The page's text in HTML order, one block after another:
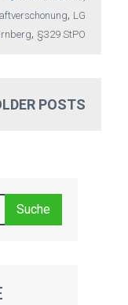
, LG
, §329 StPO
POSTS